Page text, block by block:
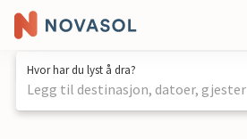
Hvor har du lyst å dra?
Legg til destinasjon, datoer, gjester
1 / 20